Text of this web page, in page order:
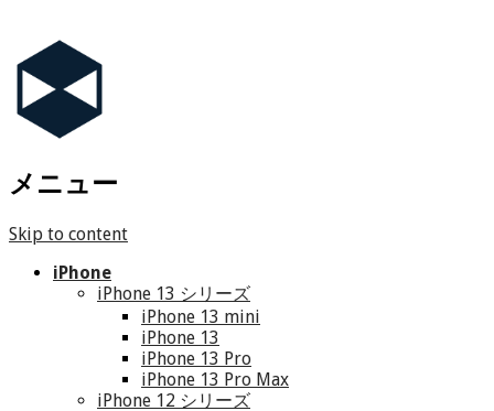
メニュー
Skip to content
iPhone
iPhone 13 シリーズ
iPhone 13 mini
iPhone 13
iPhone 13 Pro
iPhone 13 Pro Max
iPhone 12 シリーズ